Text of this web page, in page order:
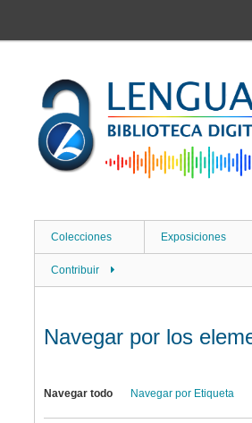
Colecciones Exposiciones
Contribuir
Navegar por los
Navegar todo Navegar por Etiqueta